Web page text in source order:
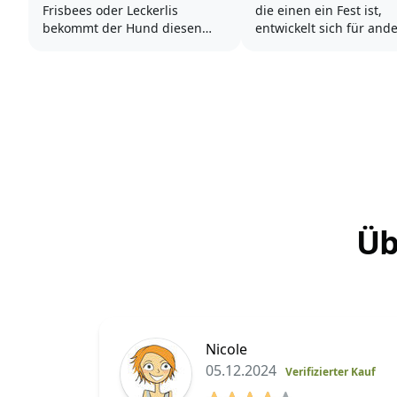
Frisbees oder Leckerlis
bekommt der Hund diesen
die einen ein Fest ist,
entwickelt sich für
Nicole
05.12.2024 Verifizierter Kauf